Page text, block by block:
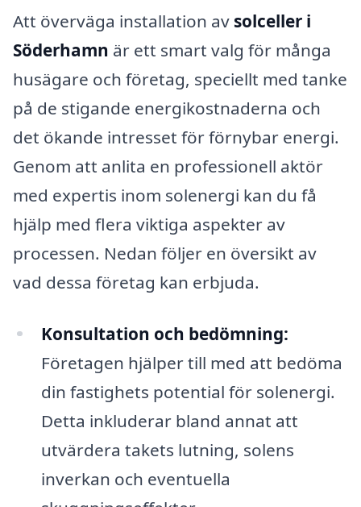
Att överväga installation av solceller i
Söderhamn är ett smart valg för många
husägare och företag, speciellt med tanke
på de stigande energikostnaderna och
det ökande intresset för förnybar energi.
Genom att anlita en professionell aktör
med expertis inom solenergi kan du få
hjälp med flera viktiga aspekter av
processen. Nedan följer en översikt av
vad dessa företag kan erbjuda.
Konsultation och bedömning:
Företagen hjälper till med att bedöma
din fastighets potential för solenergi.
Detta inkluderar bland annat att
utvärdera takets lutning, solens
inverkan och eventuella